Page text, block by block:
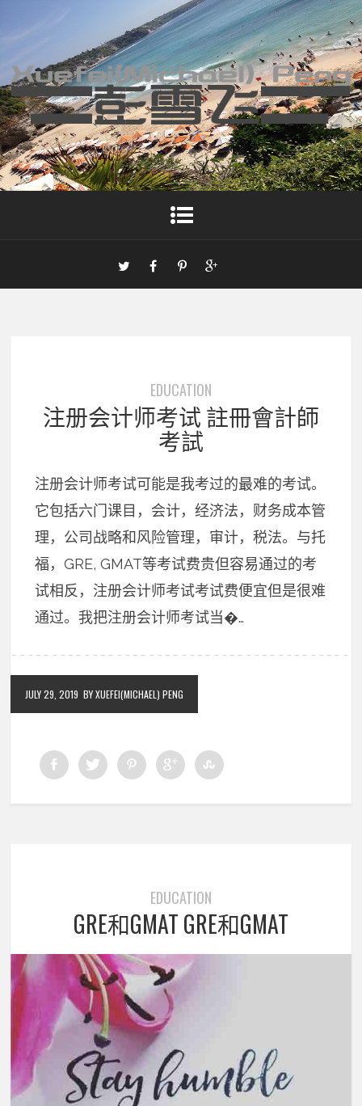
EDUCATION
注册会计师考试 註冊會計師
考試
注册会计师考试可能是我考过的最难的考试。
它包括六门课目，会计，经济法，财务成本管
理，公司战略和风险管理，审计，税法。与托
福，GRE, GMAT等考试费贵但容易通过的考
试相反，注册会计师考试考试费便宜但是很难
通过。我把注册会计师考试当�…
JULY 29, 2019 BY XUEFEI(MICHAEL) PENG
EDUCATION
GRE和GMAT GRE和GMAT